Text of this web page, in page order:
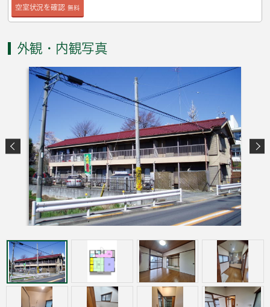
空室状況を確認 無料
外観・内観写真